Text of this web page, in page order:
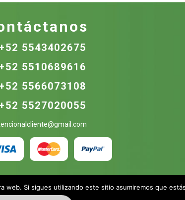
5543402675
5510689616
5566073108
5527020055
web. Si sigues utilizando este sitio asumiremos que